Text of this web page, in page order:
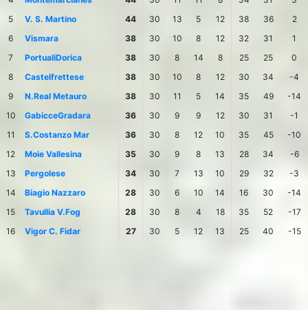
5
V. S. Martino 44 30 13 5 12 38 36
2
6
Vismara 38 30 10 8 12 32 31
1
7
PortualiDorica 38 30 8 14 8 25 25
0
8
Castelfrettese 38 30 10 8 12 30 34
-4
9
N.Real Metauro 38 30 11 5 14 35 49
-14
10
GabicceGradara 36 30 9 9 12 30 31
-1
11
S.Costanzo Mar 36 30 8 12 10 35 45
-10
12
Moie Vallesina 35 30 9 8 13 28 34
-6
13
Pergolese 34 30 7 13 10 29 32
-3
14
Biagio Nazzaro 28 30 6 10 14 16 30
-14
15
Tavullia V.Fog 28 30 8 4 18 35 52
-17
16
Vigor C. Fidar 27 30 5 12 13 25 40 -15